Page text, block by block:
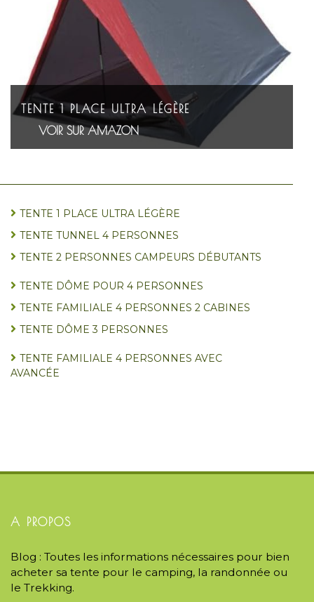
TENTE 1 PLACE ULTRA LÉGÈRE
VOIR SUR AMAZON
TENTE 1 PLACE ULTRA LÉGÈRE
TENTE TUNNEL 4 PERSONNES
TENTE 2 PERSONNES CAMPEURS DÉBUTANTS
TENTE DÔME POUR 4 PERSONNES
TENTE FAMILIALE 4 PERSONNES 2 CABINES
TENTE DÔME 3 PERSONNES
TENTE FAMILIALE 4 PERSONNES AVEC
AVANCÉE
A PROPOS
Blog : Toutes les informations nécessaires pour bien
acheter sa tente pour le camping, la randonnée ou
le Trekking.